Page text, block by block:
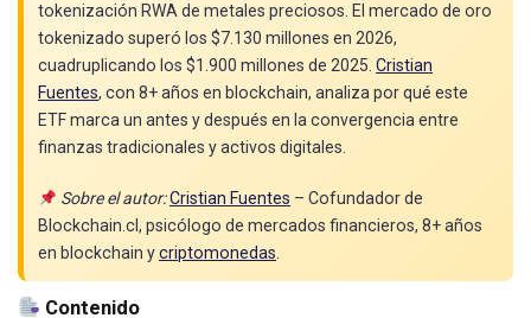
tokenización RWA de metales preciosos. El mercado de oro
tokenizado superó los $7.130 millones en 2026,
cuadruplicando los $1.900 millones de 2025. Cristian
Fuentes, con 8+ años en blockchain, analiza por qué este
ETF marca un antes y después en la convergencia entre
finanzas tradicionales y activos digitales.
Sobre el autor:Cristian Fuentes – Cofundador de
Blockchain.cl, psicólogo de mercados financieros, 8+ años
en blockchain ycriptomonedas.
Contenido